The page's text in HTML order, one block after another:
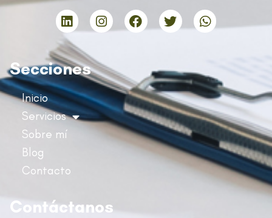
Secciones
Inicio
Servicios
Sobre mí
Blog
Contacto
Contáctanos